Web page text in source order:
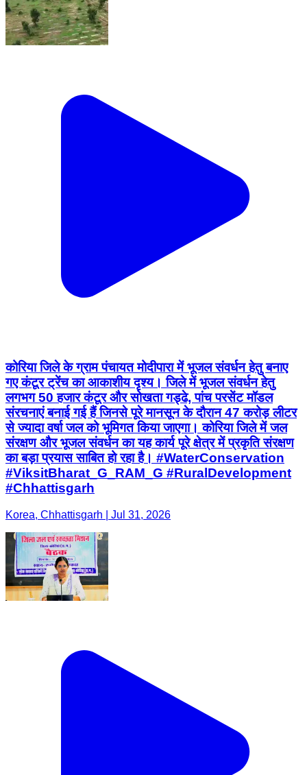
कोरिया जिले के ग्राम पंचायत मोदीपारा में भूजल संवर्धन हेतु बनाए
गए कंटूर ट्रेंच का आकाशीय दृश्य। जिले में भूजल संवर्धन हेतु
लगभग 50 हजार कंटूर और सोखता गड्ढे, पांच परसेंट मॉडल
संरचनाएं बनाई गई हैं जिनसे पूरे मानसून के दौरान 47 करोड़ लीटर
से ज्यादा वर्षा जल को भूमिगत किया जाएगा। कोरिया जिले में जल
संरक्षण और भूजल संवर्धन का यह कार्य पूरे क्षेत्र में प्रकृति संरक्षण
का बड़ा प्रयास साबित हो रहा है। #WaterConservation
#ViksitBharat_G_RAM_G #RuralDevelopment
#Chhattisgarh
Korea, Chhattisgarh | Jul 31, 2026